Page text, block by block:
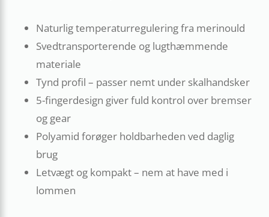
Naturlig temperaturregulering fra merinould
Svedtransporterende og lugthæmmende
materiale
Tynd profil – passer nemt under skalhandsker
5-fingerdesign giver fuld kontrol over bremser
og gear
Polyamid forøger holdbarheden ved daglig
brug
Letvægt og kompakt – nem at have med i
lommen